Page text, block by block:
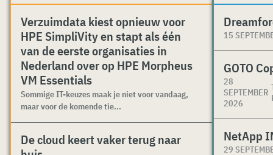
Verzuimdata kiest opnieuw voor
HPE SimpliVity en stapt als één
van de eerste organisaties in
Nederland over op HPE Morpheus
VM Essentials
Sommige IT-keuzes maak je niet voor vandaag,
maar voor de komende tie...
De cloud keert vaker terug naar
15
GOTO
28
SEPTEMBER
2026
NetApp
29